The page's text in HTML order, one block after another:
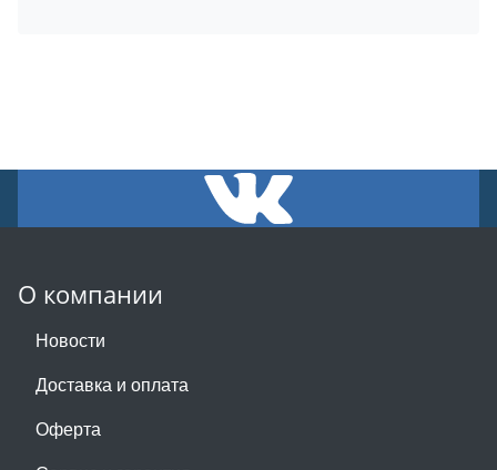
О компании
Новости
Доставка и оплата
Оферта